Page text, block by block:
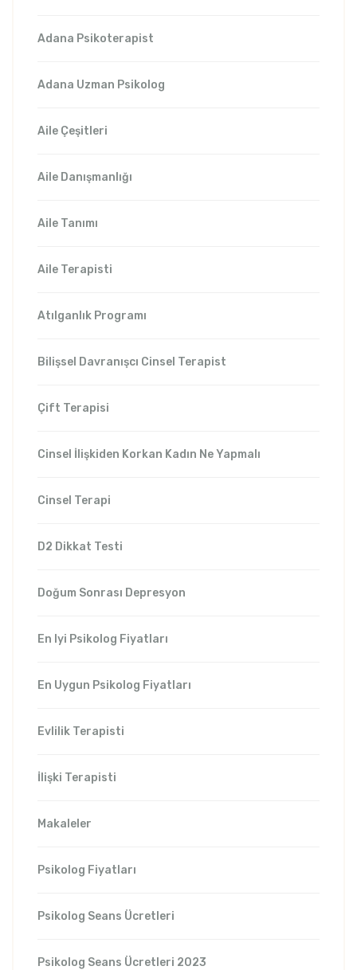
Adana Psikoterapist
Adana Uzman Psikolog
Aile Çeşitleri
Aile Danışmanlığı
Aile Tanımı
Aile Terapisti
Atılganlık Programı
Bilişsel Davranışcı Cinsel Terapist
Çift Terapisi
Cinsel İlişkiden Korkan Kadın Ne Yapmalı
Cinsel Terapi
D2 Dikkat Testi
Doğum Sonrası Depresyon
En Iyi Psikolog Fiyatları
En Uygun Psikolog Fiyatları
Evlilik Terapisti
İlişki Terapisti
Makaleler
Psikolog Fiyatları
Psikolog Seans Ücretleri
Psikolog Seans Ücretleri 2023